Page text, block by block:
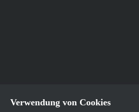
Verwendung von Cookies